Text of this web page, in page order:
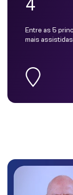
4
Entre as 5
mais assistidas